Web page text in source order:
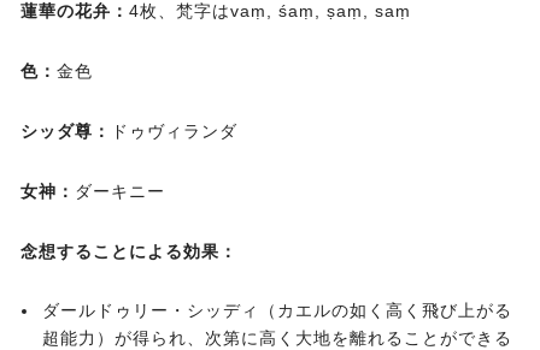
蓮華の花弁： 4枚、梵字はvaṃ, śaṃ, ṣaṃ, saṃ
色： 金色
シッダ尊： ドゥヴィランダ
女神： ダーキニー
念想することによる効果：
ダールドゥリー・シッディ（カエルの如く高く飛び上がる
超能力）が得られ、次第に高く大地を離れることができる